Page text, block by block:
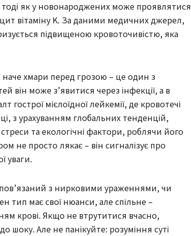
як у новонароджених може проявлятися
вітаміну K. За даними медичних джерел,
підвищеною кровоточивістю, яка
хмари перед грозою – це один з
він може з’явитися через інфекції, а в
гострої мієлоїдної лейкемії, де кровотечі
з урахуванням глобальних тенденцій,
та екологічні фактори, роблячи його
не просто лякає – він сигналізує про
уваги.
пов’язаний з нирковими ураженнями, чи
тип має свої нюанси, але спільне –
крові. Якщо не втрутитися вчасно,
шоку. Але не панікуйте: розуміння суті